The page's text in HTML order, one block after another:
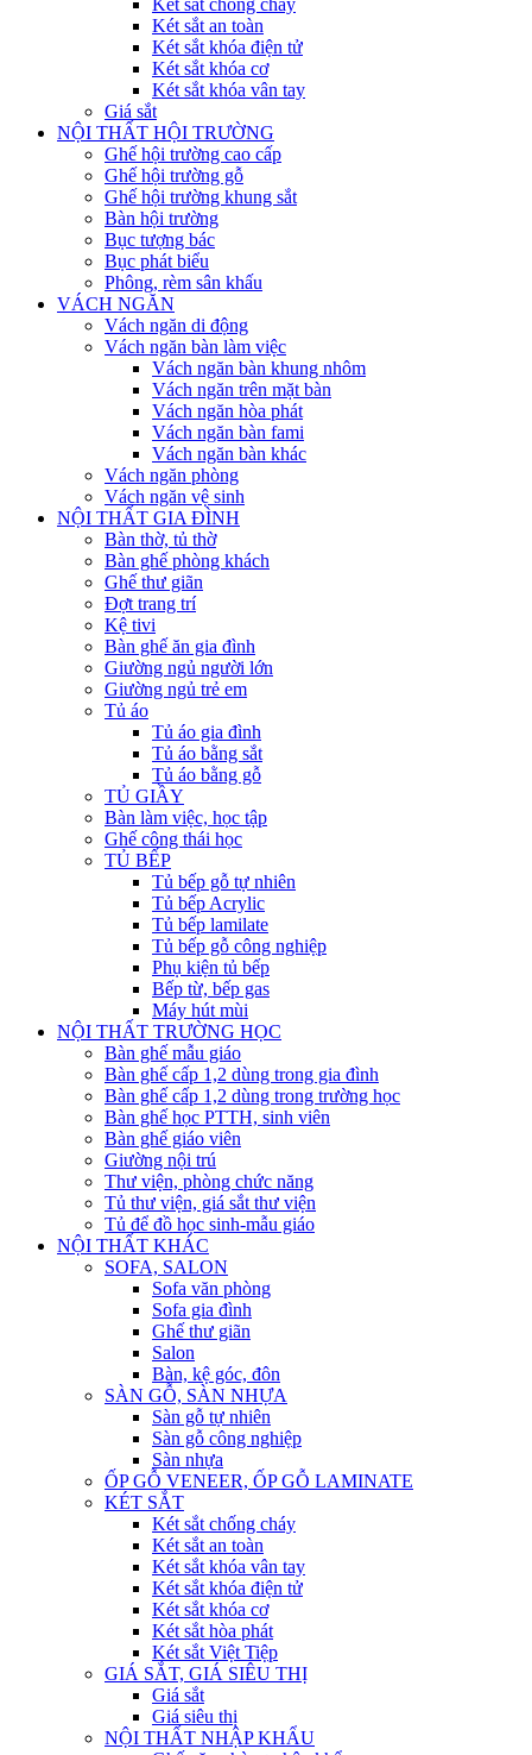
Két sắt chống cháy
Két sắt an toàn
Két sắt khóa điện tử
Két sắt khóa cơ
Két sắt khóa vân tay
Giá sắt
NỘI THẤT HỘI TRƯỜNG
Ghế hội trường cao cấp
Ghế hội trường gỗ
Ghế hội trường khung sắt
Bàn hội trường
Bục tượng bác
Bục phát biểu
Phông, rèm sân khấu
VÁCH NGĂN
Vách ngăn di động
Vách ngăn bàn làm việc
Vách ngăn bàn khung nhôm
Vách ngăn trên mặt bàn
Vách ngăn hòa phát
Vách ngăn bàn fami
Vách ngăn bàn khác
Vách ngăn phòng
Vách ngăn vệ sinh
NỘI THẤT GIA ĐÌNH
Bàn thờ, tủ thờ
Bàn ghế phòng khách
Ghế thư giãn
Đợt trang trí
Kệ tivi
Bàn ghế ăn gia đình
Giường ngủ người lớn
Giường ngủ trẻ em
Tủ áo
Tủ áo gia đình
Tủ áo bằng sắt
Tủ áo bằng gỗ
TỦ GIẦY
Bàn làm việc, học tập
Ghế công thái học
TỦ BẾP
Tủ bếp gỗ tự nhiên
Tủ bếp Acrylic
Tủ bếp lamilate
Tủ bếp gỗ công nghiệp
Phụ kiện tủ bếp
Bếp từ, bếp gas
Máy hút mùi
NỘI THẤT TRƯỜNG HỌC
Bàn ghế mẫu giáo
Bàn ghế cấp 1,2 dùng trong gia đình
Bàn ghế cấp 1,2 dùng trong trường học
Bàn ghế học PTTH, sinh viên
Bàn ghế giáo viên
Giường nội trú
Thư viện, phòng chức năng
Tủ thư viện, giá sắt thư viện
Tủ để đồ học sinh-mẫu giáo
NỘI THẤT KHÁC
SOFA, SALON
Sofa văn phòng
Sofa gia đình
Ghế thư giãn
Salon
Bàn, kệ góc, đôn
SÀN GỖ, SÀN NHỰA
Sàn gỗ tự nhiên
Sàn gỗ công nghiệp
Sàn nhựa
ỐP GỖ VENEER, ỐP GỖ LAMINATE
KÉT SẮT
Két sắt chống cháy
Két sắt an toàn
Két sắt khóa vân tay
Két sắt khóa điện tử
Két sắt khóa cơ
Két sắt hòa phát
Két sắt Việt Tiệp
GIÁ SẮT, GIÁ SIÊU THỊ
Giá sắt
Giá siêu thị
NỘI THẤT NHẬP KHẨU